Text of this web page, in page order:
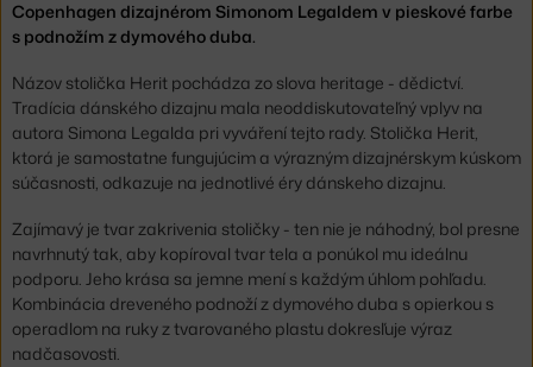
Copenhagen dizajnérom Simonom Legaldem v pieskové farbe
s podnožím z dymového duba.
Názov stolička Herit pochádza zo slova heritage - dědictví.
Tradícia dánského dizajnu mala neoddiskutovateľný vplyv na
autora Simona Legalda pri vyváření tejto rady. Stolička Herit,
ktorá je samostatne fungujúcim a výrazným dizajnérskym kúskom
súčasnosti, odkazuje na jednotlivé éry dánskeho dizajnu.
Zajímavý je tvar zakrivenia stoličky - ten nie je náhodný, bol presne
navrhnutý tak, aby kopíroval tvar tela a ponúkol mu ideálnu
podporu. Jeho krása sa jemne mení s každým úhlom pohľadu.
Kombinácia dreveného podnoží z dymového duba s opierkou s
operadlom na ruky z tvarovaného plastu dokresľuje výraz
nadčasovosti.